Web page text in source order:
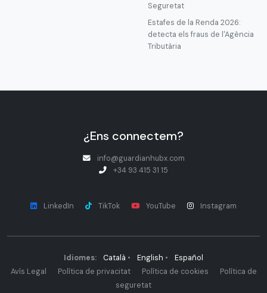
Seguretat
Estafes de la Renda 2026:
detecta els fraus de l'Agència
Tributària
¿Ens connectem?
info@guardianhubx.com
+34 93 415 31 15
LinkedIn TikTok YouTube Instagram
Idiomes: Català • English •
Español
Avís Legal
Política de privacitat Política de cookies
Política de
seguretat